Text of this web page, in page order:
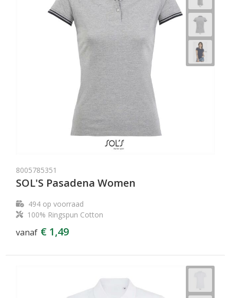
8005785351
SOL'S Pasadena Women
494op voorraad
100% Ringspun Cotton
vanaf € 1,49